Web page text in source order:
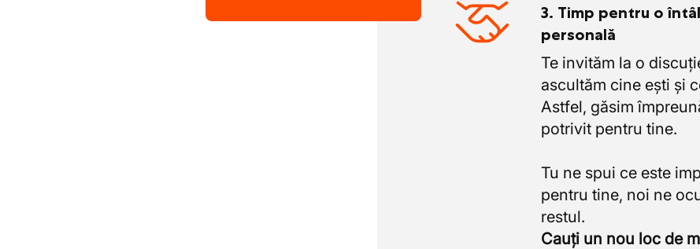
3. Timp pentru o
personală
Te invităm la o
ascultăm cine ești și
Astfel, găsim
potrivit pentru tine.
Tu ne spui ce este
pentru tine, noi ne
Cauți un nou loc de